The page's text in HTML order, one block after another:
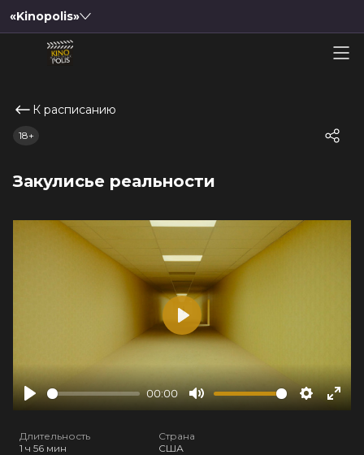
«Kinopolis»
К расписанию
Закулисье реальности
18+
Play
00:00
Mute Settings
Play
Длительность
1 ч 56 мин
Страна
США